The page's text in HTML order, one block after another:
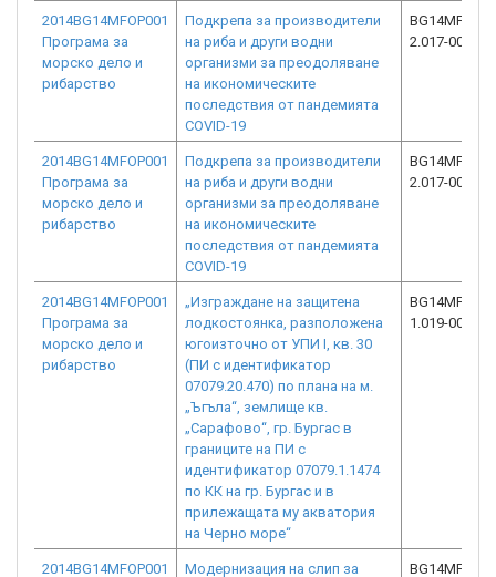
2014BG14MFOP001
Програма за
морско дело и
рибарство
Подкрепа за производители
на риба и други водни
организми за преодоляване
на икономическите
последствия от пандемията
COVID-19
2.017-0026-
2014BG14MFOP001
Програма за
морско дело и
рибарство
Подкрепа за производители
на риба и други водни
организми за преодоляване
на икономическите
последствия от пандемията
COVID-19
2.017-0027-
2014BG14MFOP001
Програма за
морско дело и
рибарство
„Изграждане на защитена
лодкостоянка, разположена
югоизточно от УПИ І, кв. 30
(ПИ с идентификатор
07079.20.470) по плана на м.
„Ъгъла“, землище кв.
„Сарафово“, гр. Бургас в
границите на ПИ с
идентификатор 07079.1.1474
по КК на гр. Бургас и в
прилежащата му акватория
на Черно море“
1.019-0003-
2014BG14MFOP001
Модернизация на слип за